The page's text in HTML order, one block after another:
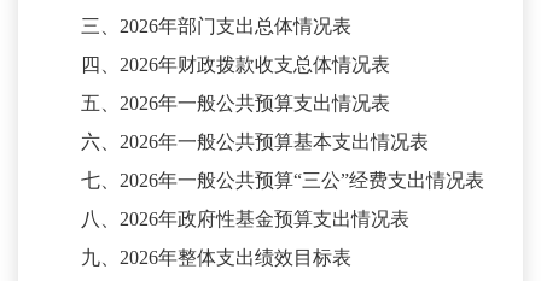
三、 2026年部门支出总体情况表
四、 2026年财政拨款收支总体情况表
五、 2026年一般公共预算支出情况表
六、 2026年一般公共预算基本支出情况表
七、 2026年一般公共预算“三公”经费支出情况表
八、 2026年政府性基金预算支出情况表
九、 2026年整体支出绩效目标表